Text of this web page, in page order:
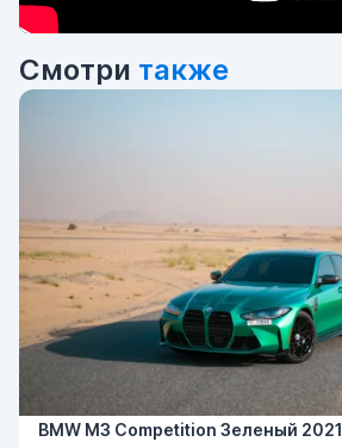
Смотри также
BMW M3 Competition Зеленый 2021